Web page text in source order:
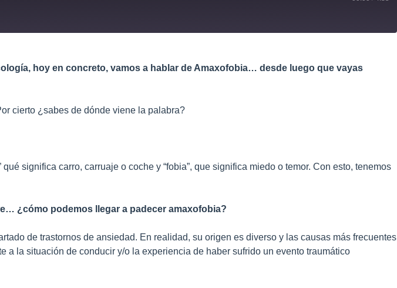
hoy en concreto, vamos a hablar de Amaxofobia… desde luego que vayas
cierto ¿sabes de dónde viene la palabra?
significa carro, carruaje o coche y “fobia”, que significa miedo o temor. Con esto, tenemos
¿cómo podemos llegar a padecer amaxofobia?
de trastornos de ansiedad. En realidad, su origen es diverso y las causas más frecuentes
la situación de conducir y/o la experiencia de haber sufrido un evento traumático